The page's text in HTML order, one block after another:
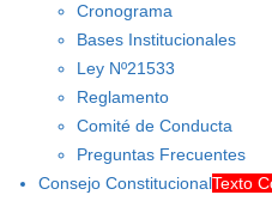
Cronograma
Bases Institucionales
Ley Nº21533
Reglamento
Comité de Conducta
Preguntas Frecuentes
Consejo ConstitucionalTexto